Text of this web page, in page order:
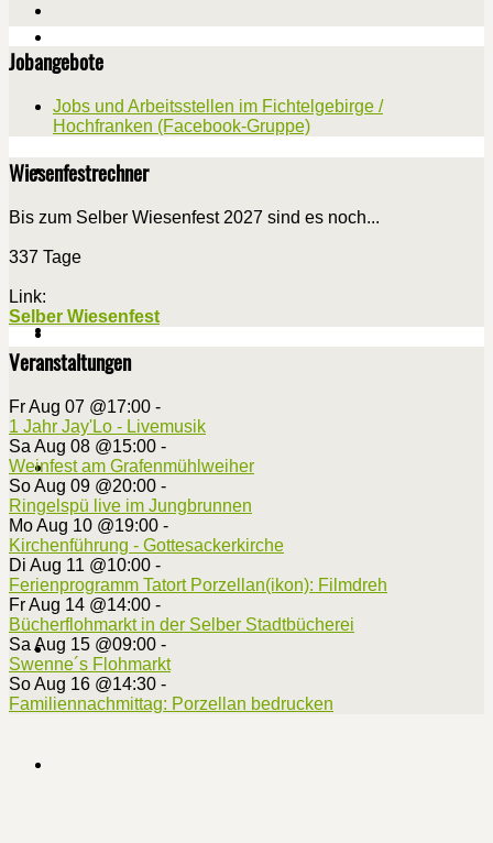
Jobangebote
Jobs und Arbeitsstellen im Fichtelgebirge /
Hochfranken (Facebook-Gruppe)
Wiesenfestrechner
Bis zum Selber Wiesenfest 2027 sind es noch...
337 Tage
Link:
Selber Wiesenfest
Veranstaltungen
Fr Aug 07 @17:00 -
1 Jahr Jay'Lo - Livemusik
Sa Aug 08 @15:00 -
Weinfest am Grafenmühlweiher
So Aug 09 @20:00 -
Ringelspü live im Jungbrunnen
Mo Aug 10 @19:00 -
Kirchenführung - Gottesackerkirche
Di Aug 11 @10:00 -
Ferienprogramm Tatort Porzellan(ikon): Filmdreh
Fr Aug 14 @14:00 -
Bücherflohmarkt in der Selber Stadtbücherei
Sa Aug 15 @09:00 -
Swenne´s Flohmarkt
So Aug 16 @14:30 -
Familiennachmittag: Porzellan bedrucken